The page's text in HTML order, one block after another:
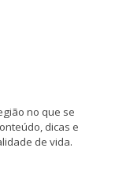
no que se
dicas e
de vida.